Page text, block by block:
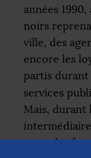
années
noirs
ville, des
encore les
partis durant
services
Mais, durant
payer les